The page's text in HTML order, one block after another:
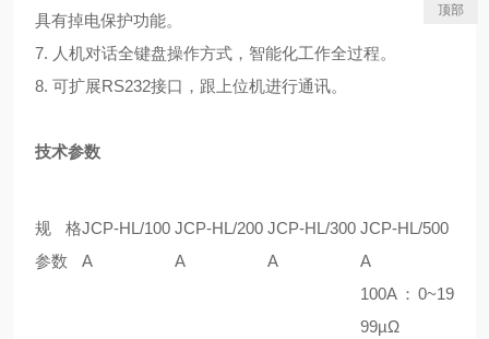
具有掉电保护功能。
7. 人机对话全键盘操作方式，智能化工作全过程。
8. 可扩展RS232接口，跟上位机进行通讯。
技术参数
规格
参数
JCP-HL/100
A
JCP-HL/200
A
JCP-HL/300
A
JCP-HL/500
A
100A：0~19
99µΩ
顶部